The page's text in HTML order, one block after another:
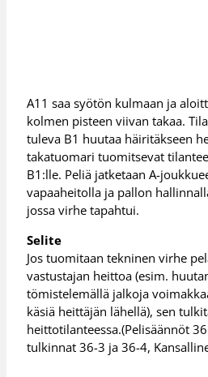
A11 saa syötön kulmaan ja
kolmen pisteen viivan takaa.
tuleva B1 huutaa häiritäkseen
takatuomari tuomitsevat
B1:lle. Peliä jatketaan A-
vapaaheitolla ja pallon
jossa virhe tapahtui.
Selite
Jos tuomitaan tekninen virhe
vastustajan heittoa (esim.
tömistelemällä jalkoja
käsiä heittäjän lähellä), sen
heittotilanteessa.(Pelisäännöt
tulkinnat 36-3 ja 36-4,